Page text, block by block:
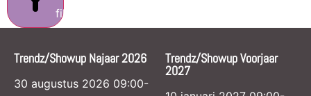
filters
Trendz/Showup Najaar 2026
30 augustus 2026 09:00-
Trendz/Showup Voorjaar
2027